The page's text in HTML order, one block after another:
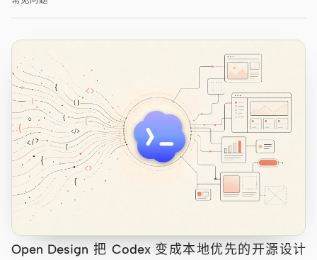
DeepSeek Reasonix
Devin for Terminal
Pi
Kiro CLI
Kilo
Mistral Vibe CLI
Open Design 把 Codex 变成本地优先的开源设计